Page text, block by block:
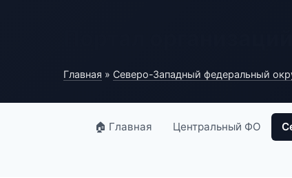
Главная » Северо-Западный федеральный
🏠 Главная Центральный ФО